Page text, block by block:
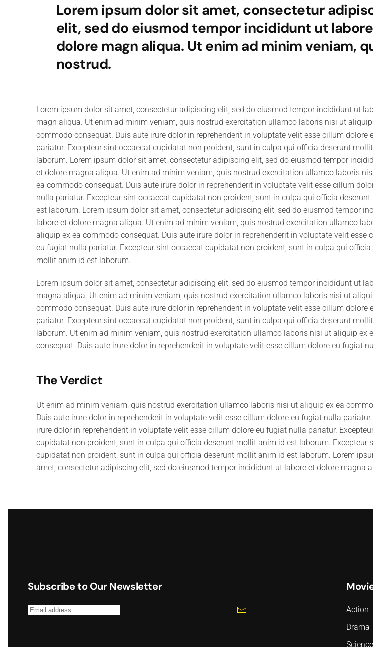
Lorem ipsum dolor sit amet, consectetur
elit, sed do eiusmod tempor incididunt ut
dolore magn aliqua. Ut enim ad minim veniam,
nostrud.
Lorem ipsum dolor sit amet, consectetur adipiscing elit, sed do eiusmod tempor incididunt ut
magn aliqua. Ut enim ad minim veniam, quis nostrud exercitation ullamco laboris nisi ut aliquip
commodo consequat. Duis aute irure dolor in reprehenderit in voluptate velit esse cillum dolore
pariatur. Excepteur sint occaecat cupidatat non proident, sunt in culpa qui officia deserunt
laborum. Lorem ipsum dolor sit amet, consectetur adipiscing elit, sed do eiusmod tempor
et dolore magna aliqua. Ut enim ad minim veniam, quis nostrud exercitation ullamco laboris
ea commodo consequat. Duis aute irure dolor in reprehenderit in voluptate velit esse cillum
nulla pariatur. Excepteur sint occaecat cupidatat non proident, sunt in culpa qui officia
est laborum. Lorem ipsum dolor sit amet, consectetur adipiscing elit, sed do eiusmod tempor
labore et dolore magna aliqua. Ut enim ad minim veniam, quis nostrud exercitation ullamco
aliquip ex ea commodo consequat. Duis aute irure dolor in reprehenderit in voluptate velit esse
eu fugiat nulla pariatur. Excepteur sint occaecat cupidatat non proident, sunt in culpa qui officia
mollit anim id est laborum.
Lorem ipsum dolor sit amet, consectetur adipiscing elit, sed do eiusmod tempor incididunt ut
magna aliqua. Ut enim ad minim veniam, quis nostrud exercitation ullamco laboris nisi ut
commodo consequat. Duis aute irure dolor in reprehenderit in voluptate velit esse cillum dolore
pariatur. Excepteur sint occaecat cupidatat non proident, sunt in culpa qui officia deserunt
laborum. Ut enim ad minim veniam, quis nostrud exercitation ullamco laboris nisi ut aliquip ex
consequat. Duis aute irure dolor in reprehenderit in voluptate velit esse cillum dolore eu fugiat
The Verdict
Ut enim ad minim veniam, quis nostrud exercitation ullamco laboris nisi ut aliquip ex ea
Duis aute irure dolor in reprehenderit in voluptate velit esse cillum dolore eu fugiat nulla
irure dolor in reprehenderit in voluptate velit esse cillum dolore eu fugiat nulla pariatur.
cupidatat non proident, sunt in culpa qui officia deserunt mollit anim id est laborum. Excepteur
cupidatat non proident, sunt in culpa qui officia deserunt mollit anim id est laborum. Lorem
amet, consectetur adipiscing elit, sed do eiusmod tempor incididunt ut labore et dolore magna
Subscribe to Our Newsletter
Action
Drama